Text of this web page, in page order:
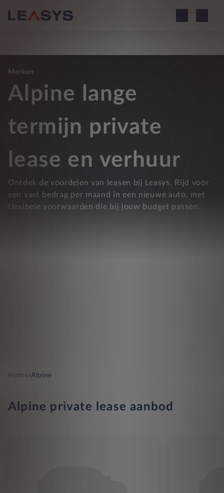
Merken
Alpine lange
termijn private
lease en verhuur
Ontdek de voordelen van leasen bij Leasys. Rijd voor
een vast bedrag per maand in een nieuwe auto, met
flexibele voorwaarden die bij jouw budget passen.
Home›Alpine
Alpine private lease aanbod